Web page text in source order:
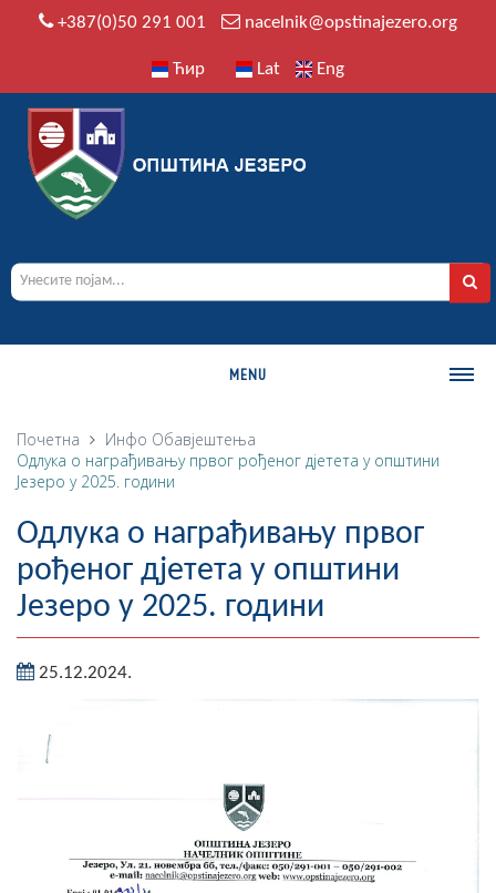
+387(0)50 291 001 nacelnik@opstinajezero.org
Ћир Lat Eng
MENU
О ОПШТИНИ
Историја
Географија
Насељена мјеста
Занимљивости
Фотогалерија
Замјеник начелника
Извјештај о раду начелника
Почетна Инфо Обавјештења
Одлука о награђивању првог рођеног дјетета у општини
Језеро у 2025. години
Одлука о награђивању првог
рођеног дјетета у општини
Језеро у 2025. години
25.12.2024.